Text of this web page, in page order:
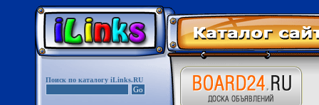
Поиск по каталогу iLinks.RU